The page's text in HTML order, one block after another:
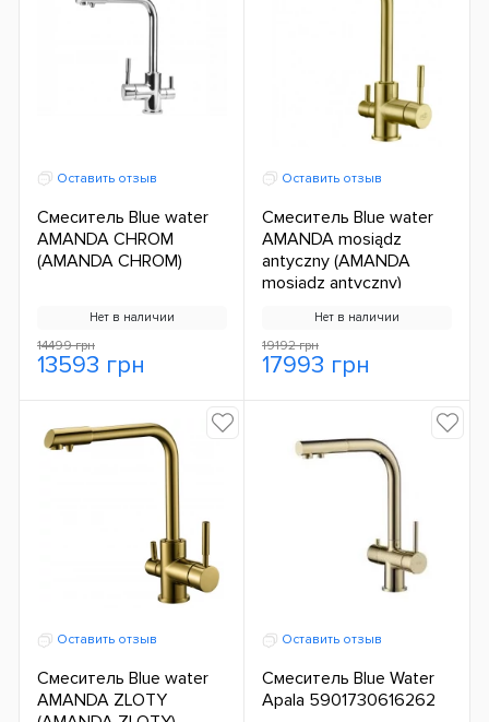
Оставить отзыв
Смеситель Blue water
AMANDA CHROM
(AMANDA CHROM)
Нет в наличии
14499 грн
13593 грн
Оставить отзыв
Смеситель Blue water
AMANDA mosiądz
antyczny (AMANDA
mosiądz antyczny)
Нет в наличии
19192 грн
17993 грн
Оставить отзыв
Смеситель Blue water
AMANDA ZLOTY
Оставить отзыв
Смеситель Blue Water
Apala 5901730616262